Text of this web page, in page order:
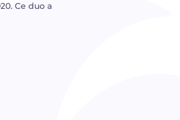
Ce duo a